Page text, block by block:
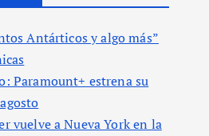
Antárticos y algo más”
Paramount+ estrena su
vuelve a Nueva York en la